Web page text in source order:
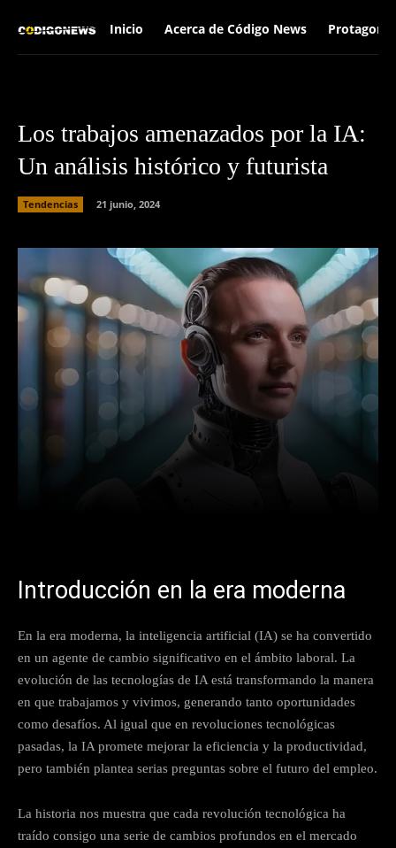
Inicio Acerca de Código News
Los trabajos amenazados por la IA:
Un análisis histórico y futurista
Tendencias 21 junio, 2024
Introducción en la era moderna
En la era moderna, la inteligencia artificial (IA) se ha convertido
en un agente de cambio significativo en el ámbito laboral. La
evolución de las tecnologías de IA está transformando la manera
en que trabajamos y vivimos, generando tanto oportunidades
como desafíos. Al igual que en revoluciones tecnológicas
pasadas, la IA promete mejorar la eficiencia y la productividad,
pero también plantea serias preguntas sobre el futuro del empleo.
La historia nos muestra que cada revolución tecnológica ha
traído consigo una serie de cambios profundos en el mercado